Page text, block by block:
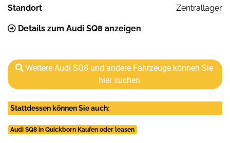
Standort Zentrallager
Details zum Audi SQ8 anzeigen
Weitere Audi SQ8 und andere Fahrzeuge können Sie
hier suchen
Stattdessen können Sie auch:
Audi SQ8 in Quickborn Kaufen oder leasen